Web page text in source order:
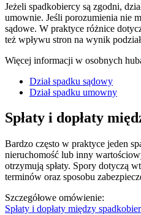
Jeżeli spadkobiercy są zgodni,
umownie. Jeśli porozumienia nie
sądowe. W praktyce różnice
też wpływu stron na wynik
Więcej informacji w osobnych
Dział spadku sądowy
Dział spadku umowny
Spłaty i dopłaty
Bardzo często w praktyce jeden
nieruchomość lub inny
otrzymują spłaty. Spory dotyczą
terminów oraz sposobu
Szczegółowe omówienie:
Spłaty i dopłaty między